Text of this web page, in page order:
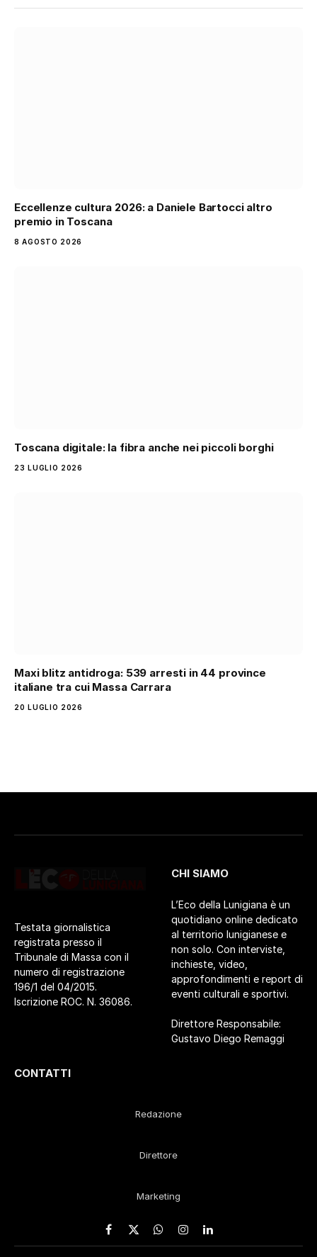
Eccellenze cultura 2026: a Daniele Bartocci altro
premio in Toscana
8 AGOSTO 2026
Toscana digitale: la fibra anche nei piccoli borghi
23 LUGLIO 2026
Maxi blitz antidroga: 539 arresti in 44 province
italiane tra cui Massa Carrara
20 LUGLIO 2026
Testata giornalistica
registrata presso il
Tribunale di Massa con il
numero di registrazione
196/1 del 04/2015.
Iscrizione ROC. N. 36086.
CHI SIAMO
L’Eco della Lunigiana è un
quotidiano online dedicato
al territorio lunigianese e
non solo. Con interviste,
inchieste, video,
approfondimenti e report di
eventi culturali e sportivi.
Direttore Responsabile:
Gustavo Diego Remaggi
CONTATTI
Redazione
Direttore
Marketing
Facebook
X
WhatsApp
Instagram
LinkedIn